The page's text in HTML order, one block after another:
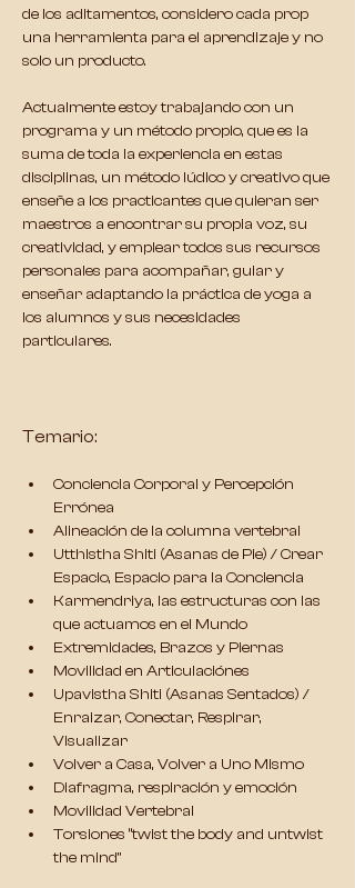
de los aditamentos, considero cada prop
una herramienta para el aprendizaje y no
solo un producto.
Actualmente estoy trabajando con un
programa y un método propio, que es la
suma de toda la experiencia en estas
disciplinas, un método lúdico y creativo que
enseñe a los practicantes que quieran ser
maestros a encontrar su propia voz, su
creatividad, y emplear todos sus recursos
personales para acompañar, guiar y
enseñar adaptando la práctica de yoga a
los alumnos y sus necesidades
particulares.
Temario:
Conciencia Corporal y Percepción
Errónea
Alineación de la columna vertebral
Utthistha Shiti (Asanas de Pie) / Crear
Espacio, Espacio para la Conciencia
Karmendriya, las estructuras con las
que actuamos en el Mundo
Extremidades, Brazos y Piernas
Movilidad en Articulaciónes
Upavistha Shiti (Asanas Sentados) /
Enraizar, Conectar, Respirar,
Visualizar
Volver a Casa, Volver a Uno Mismo
Diafragma, respiración y emoción
Movilidad Vertebral
Torsiones “twist the body and untwist
the mind”